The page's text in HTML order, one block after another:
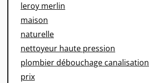
leroy merlin
maison
naturelle
nettoyeur haute pression
plombier débouchage canalisation
prix